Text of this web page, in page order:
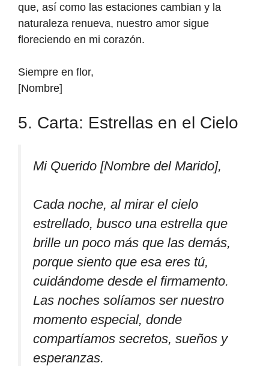
que, así como las estaciones cambian y la
naturaleza renueva, nuestro amor sigue
floreciendo en mi corazón.
Siempre en flor,
[Nombre]
5. Carta: Estrellas en el Cielo
Mi Querido [Nombre del Marido],
Cada noche, al mirar el cielo
estrellado, busco una estrella que
brille un poco más que las demás,
porque siento que esa eres tú,
cuidándome desde el firmamento.
Las noches solíamos ser nuestro
momento especial, donde
compartíamos secretos, sueños y
esperanzas.